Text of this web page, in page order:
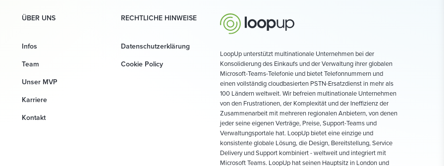
ÜBER UNS
Infos
Team
Unser MVP
Karriere
Kontakt
RECHTLICHE HINWEISE
Datenschutzerklärung
Cookie Policy
LoopUp unterstützt multinationale Unternehmen bei der
Konsolidierung des Einkaufs und der Verwaltung ihrer globalen
Microsoft-Teams-Telefonie und bietet Telefonnummern und
einen vollständig cloudbasierten PSTN-Ersatzdienst in mehr als
100 Ländern weltweit. Wir befreien multinationale Unternehmen
von den Frustrationen, der Komplexität und der Ineffizienz der
Zusammenarbeit mit mehreren regionalen Anbietern, von denen
jeder seine eigenen Verträge, Preise, Support-Teams und
Verwaltungsportale hat. LoopUp bietet eine einzige und
konsistente globale Lösung, die Design, Bereitstellung, Service
Delivery und Support kombiniert - weltweit und integriert mit
Microsoft Teams. LoopUp hat seinen Hauptsitz in London und